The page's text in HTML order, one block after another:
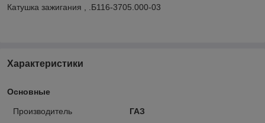
Катушка зажигания , .Б116-3705.000-03
Характеристики
Основные
Производитель
ГАЗ